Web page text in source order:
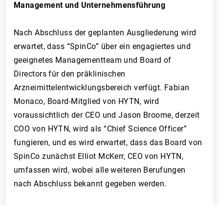
Management und Unternehmensführung
Nach Abschluss der geplanten Ausgliederung wird
erwartet, dass “SpinCo” über ein engagiertes und
geeignetes Managementteam und Board of
Directors für den präklinischen
Arzneimittelentwicklungsbereich verfügt. Fabian
Monaco, Board-Mitglied von HYTN, wird
voraussichtlich der CEO und Jason Broome, derzeit
COO von HYTN, wird als “Chief Science Officer”
fungieren, und es wird erwartet, dass das Board von
SpinCo zunächst Elliot McKerr, CEO von HYTN,
umfassen wird, wobei alle weiteren Berufungen
nach Abschluss bekannt gegeben werden.